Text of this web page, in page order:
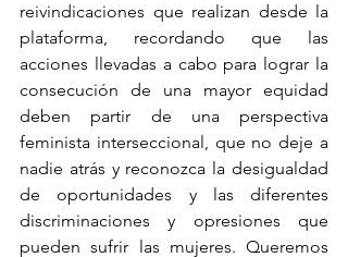
reivindicaciones que realizan desde la
plataforma, recordando que las
acciones llevadas a cabo para lograr la
consecución de una mayor equidad
deben partir de una perspectiva
feminista interseccional, que no deje a
nadie atrás y reconozca la desigualdad
de oportunidades y las diferentes
discriminaciones y opresiones que
pueden sufrir las mujeres. Queremos